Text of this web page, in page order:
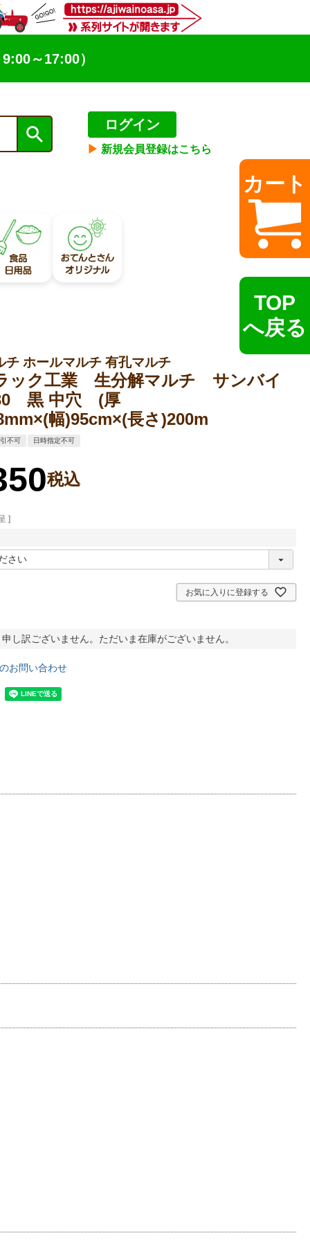
9:00～17:00）
ログイン
▶︎ 新規会員登録はこちら
カート
TOP
へ戻る
チ ホールマルチ 有孔マルチ
ック工業 生分解マルチ サンバイ
黒 中穴 (厚
幅)95cm×(長さ)200m
不可 日時指定不可
税込
]
お気に入りに登録する
申し訳ございません。ただいま在庫がございません。
お問い合わせ